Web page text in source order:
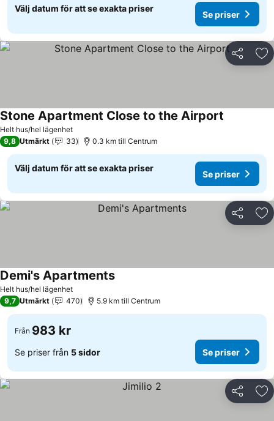
Välj datum för att se exakta priser
Se priser
Dela
Helt hus/hel lägenhet
Stone Apartment Close to the Airport
9,8 Utmärkt 33 0.3 km till Centrum
Välj datum för att se exakta priser
Se priser
Dela
Helt hus/hel lägenhet
Demi's Apartments
9,7 Utmärkt 470 5.9 km till Centrum
Från 983 kr
Se priser från 5 sidor Se priser
Dela